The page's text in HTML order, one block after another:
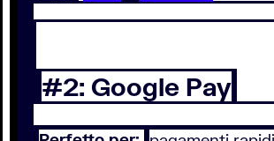
#2: Google Pay